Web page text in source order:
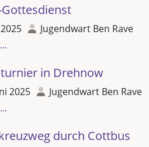
Gottesdienst
Jugendwart Ben Rave
in Drehnow
2025
Jugendwart Ben Rave
durch Cottbus